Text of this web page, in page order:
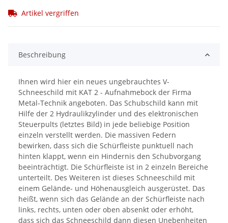
Artikel vergriffen
Beschreibung
Ihnen wird hier ein neues ungebrauchtes V-
Schneeschild mit KAT 2 - Aufnahmebock der Firma
Metal-Technik angeboten. Das Schubschild kann mit
Hilfe der 2 Hydraulikzylinder und des elektronischen
Steuerpults (letztes Bild) in jede beliebige Position
einzeln verstellt werden. Die massiven Federn
bewirken, dass sich die Schürfleiste punktuell nach
hinten klappt, wenn ein Hindernis den Schubvorgang
beeinträchtigt. Die Schürfleiste ist in 2 einzeln Bereiche
unterteilt. Des Weiteren ist dieses Schneeschild mit
einem Gelände- und Höhenausgleich ausgerüstet. Das
heißt, wenn sich das Gelände an der Schürfleiste nach
links, rechts, unten oder oben absenkt oder erhöht,
dass sich das Schneeschild dann diesen Unebenheiten